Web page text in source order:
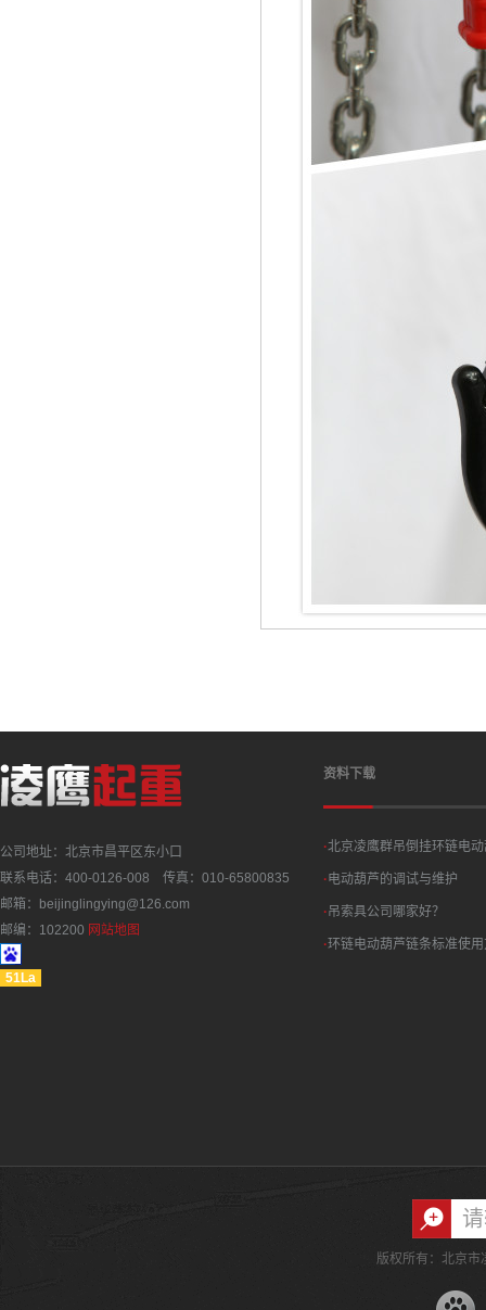
公司地址：北京市昌平区东小口
联系电话：400-0126-008 传真：010-65800835
邮箱：beijinglingying@126.com
邮编：102200 网站地图
51La
资料下载
·北京凌鹰群吊倒挂环链电
·电动葫芦的调试与维护
·吊索具公司哪家好？
·环链电动葫芦链条标准使
版权所有：北京